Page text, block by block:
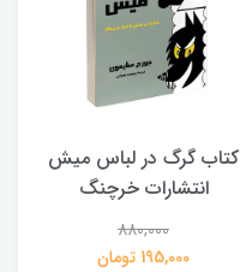
کتاب گرگ در لباس میش
انتشارات خرچنگ
880,000
195,000 تومان